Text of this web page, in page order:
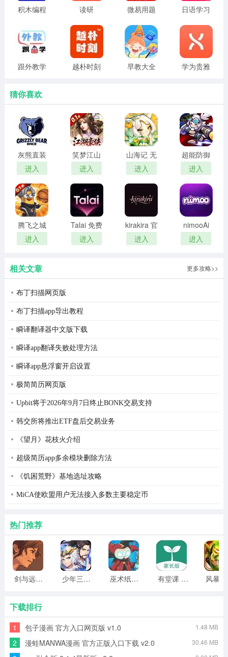
4、角色人设立体鲜活不重复，玩家完全可以依照自身喜好
挑选专属攻略对象。
银之冠碧之泪游戏特色
1、剧情深度融入强悬疑解谜元素，体验恋爱日常的同时还
2、恋爱与悬疑双线叙事互相嵌套，大幅拓展剧情深度，让
故事更有吸引力。
3、游戏BGM由业内知名作曲家量身创作，旋律婉转优
美，和剧情节奏完美适配。
4、搭配多走向结局设计，每一次选择都会影响最终收尾，
大幅提升重复游玩价值。
银之冠碧之泪游戏故事简介
「有过喜悦的感觉，有过爱慕的感觉，可还不曾体会过可
以被称之为幸福的感觉。」
从身为恋人的慎一郎口中传到女主耳中的“我们结婚吧。”这
句话，成为了这个故事的开端。
活的女主，却由于丈夫频繁出差，无暇顾及家庭而产生了
种种不满。
这时，刚好有一同工作的年下同事、元气满满却萌得死去
活来的快递员、八卦的美容院院长、丈夫的变态同事兼友
人四名男人吸引了女主的注意。
她是会被他人吸引目光，还是会坚守对丈夫的爱呢?其结局
就由玩家们的选择来决定了。
银之冠碧之泪游戏角色介绍
1.谷村慎一郎 CV：堀内贤雄
女主的丈夫，因工作关系与女主相遇，在慢慢发展感情之
后，向女主求婚，并且两人结婚。不过因为工作繁忙，让
人设形象并不是特别帅气，但，在剧情后半段(特别是摘下
眼镜之后)，帅气程度直奔首席，没有尝试过的姐妹们一定
要攻略一下丈夫线呀！
积木编程 读研
微易用题
日语学习
跟外教学 越朴时刻 早教大全
学为贵雅
猜你喜欢
灰熊直装
免卡密
进入
笑梦江山
手游0.1折
下载免费
版
进入
山海记 无
限代金券
进入
超能防御
无限资源
版
进入
腾飞之城
魔兽版
进入
Talai 免费
畅聊版
进入
kirakira 官
网登录入
口网址
进入
nimooAi
免登录版
进入
相关文章 更多攻略>>
布丁扫描网页版
布丁扫描app导出教程
瞬译翻译器中文版下载
瞬译app翻译失败处理方法
瞬译app悬浮窗开启设置
极简简历网页版
Upbit将于2026年9月7日终止BONK交易支持
韩交所将推出ETF盘后交易业务
《望月》花枝火介绍
超级简历app多余模块删除方法
《饥困荒野》基地选址攻略
MiCA使欧盟用户无法接入多数主要稳定币
热门推荐
剑与远行人全角色版 vv1.14 少年三国志2无限元宝版最新版 vv5.3.9 巫术纸牌游戏 vv1.1.14 有堂课 v1.2.2
下载排行
1 包子漫画 官方入口网页版 v1.0 1.48 MB
2 漫蛙MANWA漫画 官方正版入口下载 v2.0 30.46 MB